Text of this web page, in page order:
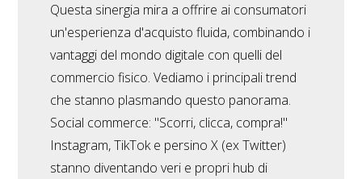
Questa sinergia mira a offrire ai consumatori
un'esperienza d'acquisto fluida, combinando i
vantaggi del mondo digitale con quelli del
commercio fisico. Vediamo i principali trend
che stanno plasmando questo panorama.
Social commerce: "Scorri, clicca, compra!"
Instagram, TikTok e persino X (ex Twitter)
stanno diventando veri e propri hub di